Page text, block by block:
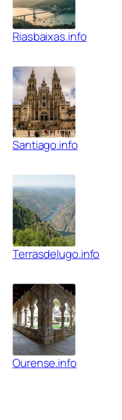
Riasbaixas.info
Santiago.info
Terrasdelugo.info
Ourense.info